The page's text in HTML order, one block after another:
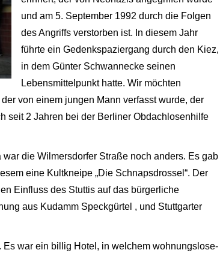
und am 5. September 1992 durch die Folgen
des Angriffs verstorben ist. In diesem Jahr
führte ein Gedenkspaziergang durch den Kiez,
in dem Günter Schwannecke seinen
Lebensmittelpunkt hatte. Wir möchten
von einem jungen Mann verfasst wurde, der
seit 2 Jahren bei der Berliner Obdachlosenhilfe
die Wilmersdorfer Straße noch anders. Es gab
eine Kultkneipe „Die Schnapsdrossel“. Der
Einfluss des Stuttis auf das bürgerliche
aus Kudamm Speckgürtel , und Stuttgarter
war ein billig Hotel, in welchem wohnungslose-